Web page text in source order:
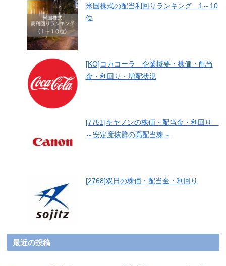
米国株式の配当利回りランキング 1～10
位
[KO]コカコーラ 企業概要・株価・配当
金・利回り・増配状況
[7751]キヤノンの株価・配当金・利回り
～安定度抜群の高配当株～
[2768]双日の株価・配当金・利回り
最近の投稿